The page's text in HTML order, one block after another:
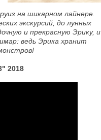
на шикарном лайнере.
экскурсий, до лунных
и прекрасную Эрику, и
ведь Эрика хранит
2018